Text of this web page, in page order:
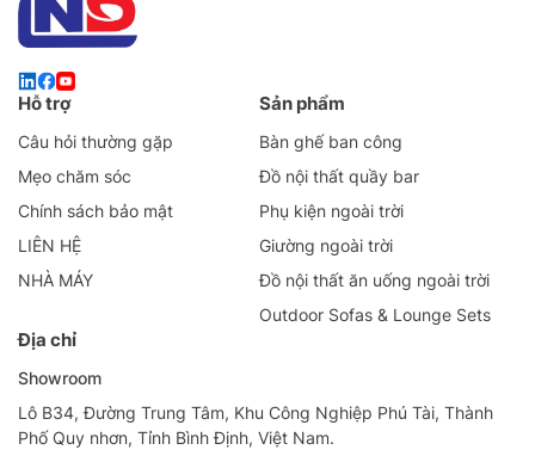
Hỗ trợ
Câu hỏi thường gặp
Mẹo chăm sóc
Chính sách bảo mật
LIÊN HỆ
NHÀ MÁY
Sản phẩm
Bàn ghế ban công
Đồ nội thất quầy bar
Phụ kiện ngoài trời
Giường ngoài trời
Đồ nội thất ăn uống ngoài trời
Outdoor Sofas & Lounge Sets
Địa chỉ
Showroom
Lô B34, Đường Trung Tâm, Khu Công Nghiệp Phú Tài, Thành
Phố Quy nhơn, Tỉnh Bình Định, Việt Nam.